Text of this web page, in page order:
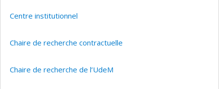
Centre institutionnel
Chaire de recherche contractuelle
Chaire de recherche de l’UdeM